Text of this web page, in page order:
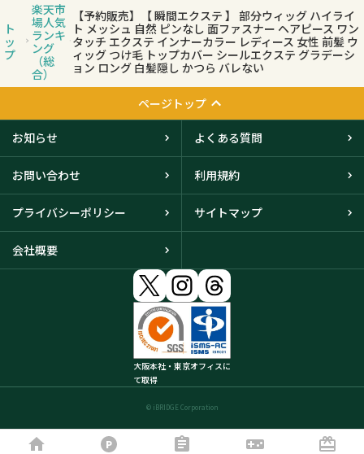
ト
ッ
プ
楽天市
場人気
ランキ
ング
（総
合）
【予約販売】【 瞬間エクステ 】 部分ウィッグ ハイライ
ト メッシュ 自然 ピンなし 面ファスナー ヘアピース ワン
タッチ エクステ インナーカラー レディース 女性 前髪 ウ
ィッグ つけ毛 トップカバー シールエクステ グラデーシ
ョン ロング 白髪隠し かつら バレない
ページトップ
お知らせ よくある質問
お問い合わせ 利用規約
プライバシーポリシー サイトマップ
会社概要
大阪本社・東京オフィスに
て取得
© iBRIDGE Corporation